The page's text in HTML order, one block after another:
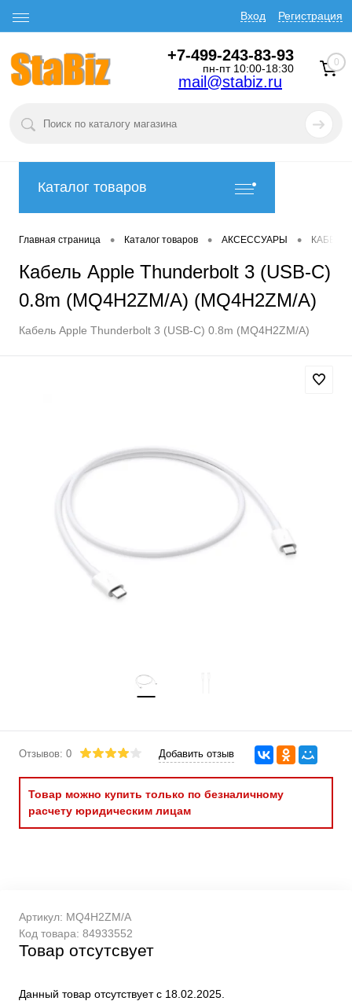
Вход Регистрация
+7-499-243-83-93
пн-пт 10:00-18:30
mail@stabiz.ru
0
Каталог товаров
Главная страница • Каталог товаров • АКСЕССУАРЫ •
Кабель Apple Thunderbolt 3 (USB-C)
0.8m (MQ4H2ZM/A) (MQ4H2ZM/A)
Кабель Apple Thunderbolt 3 (USB-C) 0.8m (MQ4H2ZM/A)
Отзывов: 0 Добавить отзыв
Товар можно купить только по безналичному
расчету юридическим лицам
Артикул: MQ4H2ZM/A
Код товара: 84933552
Товар отсутсвует
Данный товар отсутствует с 18.02.2025.